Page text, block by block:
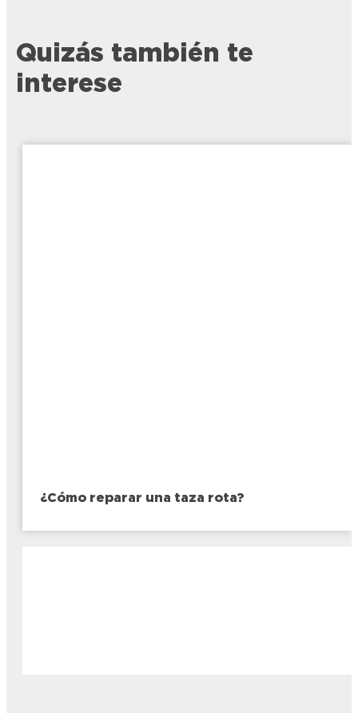
Quizás también te
interese
¿Cómo reparar una taza rota?